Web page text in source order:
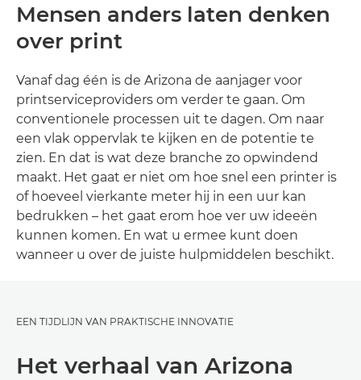
Mensen anders laten denken
over print
Vanaf dag één is de Arizona de aanjager voor
printserviceproviders om verder te gaan. Om
conventionele processen uit te dagen. Om naar
een vlak oppervlak te kijken en de potentie te
zien. En dat is wat deze branche zo opwindend
maakt. Het gaat er niet om hoe snel een printer is
of hoeveel vierkante meter hij in een uur kan
bedrukken – het gaat erom hoe ver uw ideeën
kunnen komen. En wat u ermee kunt doen
wanneer u over de juiste hulpmiddelen beschikt.
EEN TIJDLIJN VAN PRAKTISCHE INNOVATIE
Het verhaal van Arizona